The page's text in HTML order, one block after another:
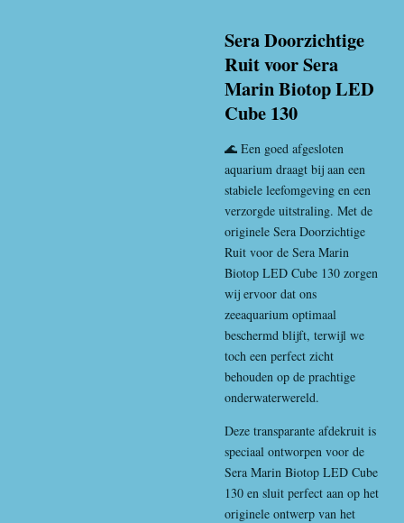
Sera Doorzichtige
Ruit voor Sera
Marin Biotop LED
Cube 130
🌊 Een goed afgesloten
aquarium draagt bij aan een
stabiele leefomgeving en een
verzorgde uitstraling. Met de
originele Sera Doorzichtige
Ruit voor de Sera Marin
Biotop LED Cube 130 zorgen
wij ervoor dat ons
zeeaquarium optimaal
beschermd blijft, terwijl we
toch een perfect zicht
behouden op de prachtige
onderwaterwereld.
Deze transparante afdekruit is
speciaal ontworpen voor de
Sera Marin Biotop LED Cube
130 en sluit perfect aan op het
originele ontwerp van het